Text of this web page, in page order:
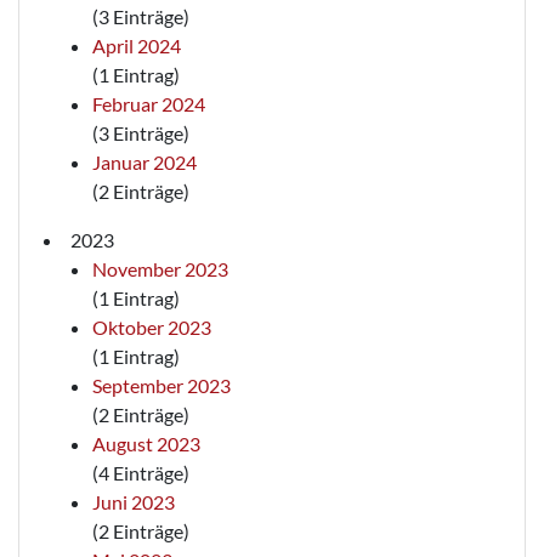
(3 Einträge)
April 2024
(1 Eintrag)
Februar 2024
(3 Einträge)
Januar 2024
(2 Einträge)
2023
November 2023
(1 Eintrag)
Oktober 2023
(1 Eintrag)
September 2023
(2 Einträge)
August 2023
(4 Einträge)
Juni 2023
(2 Einträge)